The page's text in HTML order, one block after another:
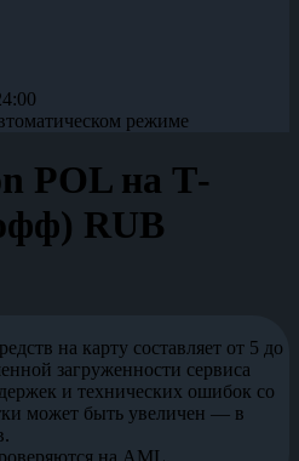
режиме
POL на Т-
RUB
на карту составляет от 5 до
загруженности сервиса
и технических ошибок со
может быть увеличен — в
на AML.